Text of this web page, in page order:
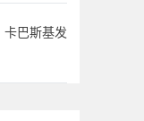
卡巴斯基发